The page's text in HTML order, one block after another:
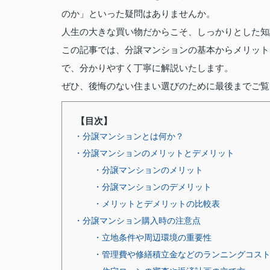
のか」といった疑問はありませんか。
人生の大きな買い物だからこそ、しっかりとした
この記事では、分譲マンションの基本からメリッ
で、分かりやすく丁寧に解説いたします。
ぜひ、後悔のない住まい選びのために最後までご
【目次】
・分譲マンションとは何か？
・分譲マンションのメリットとデメリット
・分譲マンションのメリット
・分譲マンションのデメリット
・メリットとデメリットの比較表
・分譲マンション購入時の注意点
・立地条件や周辺環境の重要性
・管理費や修繕積立金などのランニングコスト